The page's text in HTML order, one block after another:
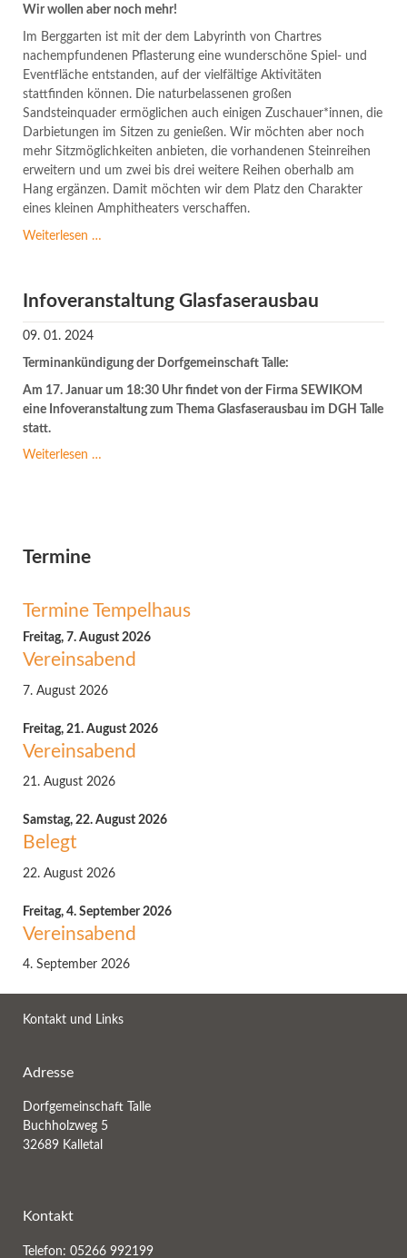
Wir wollen aber noch mehr!
Im Berggarten ist mit der dem Labyrinth von Chartres
nachempfundenen Pflasterung eine wunderschöne Spiel- und
Eventfläche entstanden, auf der vielfältige Aktivitäten
stattfinden können. Die naturbelassenen großen
Sandsteinquader ermöglichen auch einigen Zuschauer*innen, die
Darbietungen im Sitzen zu genießen. Wir möchten aber noch
mehr Sitzmöglichkeiten anbieten, die vorhandenen Steinreihen
erweitern und um zwei bis drei weitere Reihen oberhalb am
Hang ergänzen. Damit möchten wir dem Platz den Charakter
eines kleinen Amphitheaters verschaffen.
Weiterlesen …Das
Berggarten
Infoveranstaltung Glasfaserausbau
09. 01. 2024
Terminankündigung der Dorfgemeinschaft Talle:
Am 17. Januar um 18:30 Uhr findet von der Firma SEWIKOM
eine Infoveranstaltung zum Thema Glasfaserausbau im DGH Talle
statt.
Weiterlesen …Infoveranstaltung
Termine
Termine Tempelhaus
Freitag, 7. August 2026
Vereinsabend
7. August 2026
Freitag, 21. August 2026
Vereinsabend
21. August 2026
Samstag, 22. August 2026
Belegt
22. August 2026
Freitag, 4. September 2026
Vereinsabend
4. September 2026
Kontakt und Links
Adresse
Dorfgemeinschaft Talle
Buchholzweg 5
32689 Kalletal
Kontakt
Telefon: 05266 992199